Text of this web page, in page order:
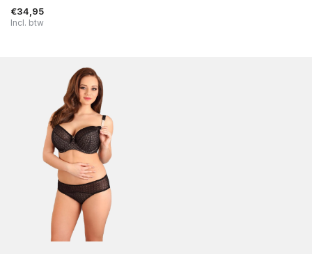
€34,95
Incl. btw